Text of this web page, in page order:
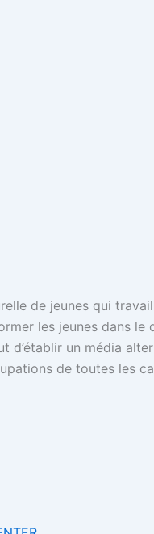
de jeunes qui
les jeunes dans le
d’établir un média
de toutes les